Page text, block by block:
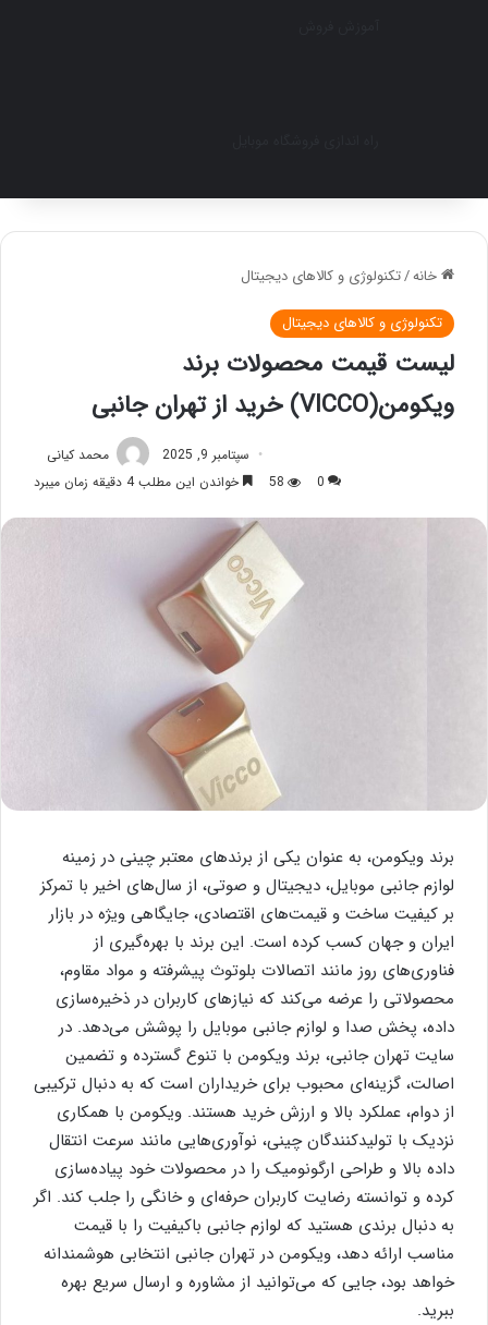
خانه/تکنولوژی و کالاهای دیجیتال
تکنولوژی و کالاهای دیجیتال
لیست قیمت محصولات برند
ویکومن(VICCO) خرید از تهران جانبی
محمد کیانی
سپتامبر 9, 2025
0
58 خواندن این مطلب 4 دقیقه زمان میبرد
برند ویکومن، به عنوان یکی از برندهای معتبر چینی در زمینه
لوازم جانبی موبایل، دیجیتال و صوتی، از سال‌های اخیر با تمرکز
بر کیفیت ساخت و قیمت‌های اقتصادی، جایگاهی ویژه در بازار
ایران و جهان کسب کرده است. این برند با بهره‌گیری از
فناوری‌های روز مانند اتصالات بلوتوث پیشرفته و مواد مقاوم،
محصولاتی را عرضه می‌کند که نیازهای کاربران در ذخیره‌سازی
داده، پخش صدا و لوازم جانبی موبایل را پوشش می‌دهد. در
سایت تهران جانبی، برند ویکومن با تنوع گسترده و تضمین
اصالت، گزینه‌ای محبوب برای خریداران است که به دنبال ترکیبی
از دوام، عملکرد بالا و ارزش خرید هستند. ویکومن با همکاری
نزدیک با تولیدکنندگان چینی، نوآوری‌هایی مانند سرعت انتقال
داده بالا و طراحی ارگونومیک را در محصولات خود پیاده‌سازی
کرده و توانسته رضایت کاربران حرفه‌ای و خانگی را جلب کند. اگر
به دنبال برندی هستید که لوازم جانبی باکیفیت را با قیمت
مناسب ارائه دهد، ویکومن در تهران جانبی انتخابی هوشمندانه
خواهد بود، جایی که می‌توانید از مشاوره و ارسال سریع بهره
ببرید.